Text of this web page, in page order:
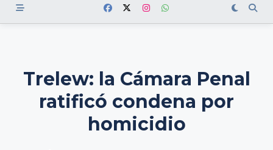
Trelew: la Cámara Penal
ratificó condena por
homicidio